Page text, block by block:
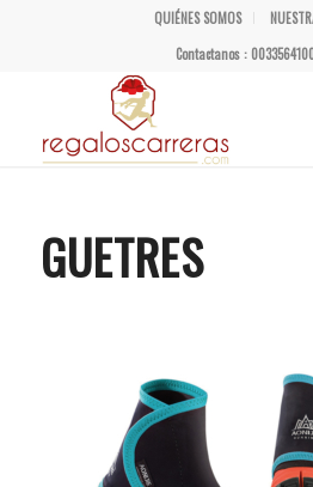
QUIÉNES SOMOS
Contactanos :
GUETRES